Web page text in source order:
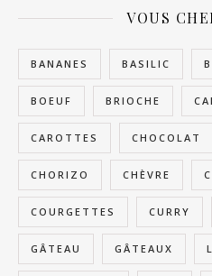
VOUS
BANANES BASILIC
BOEUF BRIOCHE
CAROTTES CHOCOLAT
CHORIZO CHÈVRE
COURGETTES CURRY
GÂTEAU GÂTEAUX